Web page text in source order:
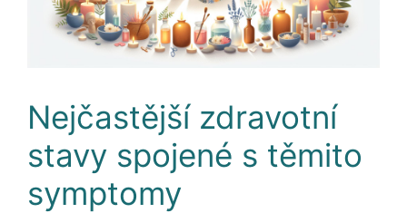
Nejčastější zdravotní
stavy spojené s těmito
symptomy